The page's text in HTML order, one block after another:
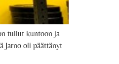
tullut kuntoon ja
Jarno oli päättänyt